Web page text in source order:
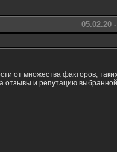
05.02.20
от множества факторов,
отзывы и репутацию